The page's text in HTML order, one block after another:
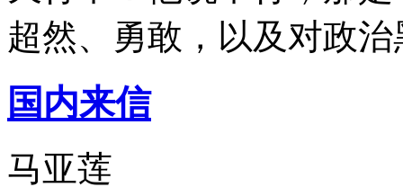
超然、勇敢，以及对政
国内来信
马亚莲